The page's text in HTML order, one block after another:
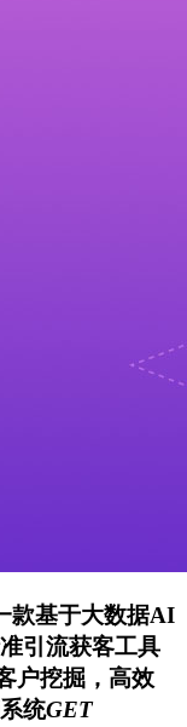
款基于大数据AI
引流获客工具
户挖掘，高效
统GET